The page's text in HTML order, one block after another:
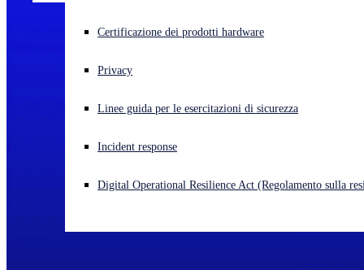
Cyberattacco in corso? Ottieni assistenza immediata
Open language switcher
Certificazione dei prodotti hardware
Privacy
Linee guida per le esercitazioni di sicurezza
Incident response
Digital Operational Resilience Act (Regolamento sulla